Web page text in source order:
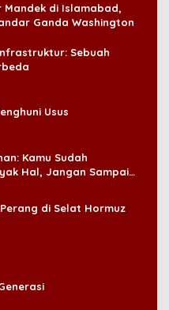
Mandek di Islamabad,
Ganda Washington
Sebuah
Usus
Kamu Sudah
Hal, Jangan Sampai
di Selat Hormuz